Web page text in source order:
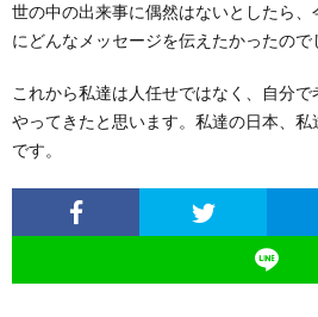
世の中の出来事に偶然はないとしたら
にどんなメッセージを伝えたかったので
これから私達は人任せではなく、自分
やってきたと思います。私達の日本、
です。